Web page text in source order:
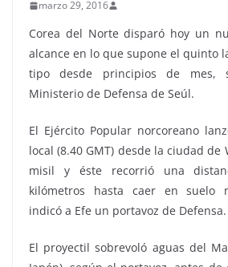
marzo 29, 2016
Corea del Norte disparó hoy un
alcance en lo que supone el quinto
tipo desde principios de mes,
Ministerio de Defensa de Seúl.
El Ejército Popular norcoreano
local (8.40 GMT) desde la ciudad de
misil y éste recorrió una
kilómetros hasta caer en suelo
indicó a Efe un portavoz de Defensa.
El proyectil sobrevoló aguas del